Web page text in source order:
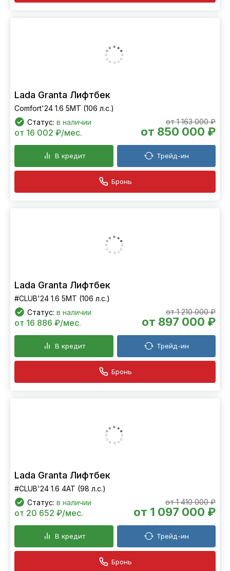
Lada Granta Лифтбек
Comfort'24 1.6 5МТ (106 л.с.)
Статус: в наличии от 1 163 000 ₽
от 850 000 ₽
от 16 002 ₽/мес.
В кредит Трейд-ин
Бронь
Lada Granta Лифтбек
#CLUB'24 1.6 5МТ (106 л.с.)
Статус: в наличии от 1 210 000 ₽
от 897 000 ₽
от 16 886 ₽/мес.
В кредит Трейд-ин
Бронь
Lada Granta Лифтбек
#CLUB'24 1.6 4AT (98 л.с.)
Статус: в наличии от 1 410 000 ₽
от 1 097 000 ₽
от 20 652 ₽/мес.
В кредит Трейд-ин
Бронь